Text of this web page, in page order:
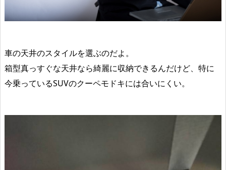
車の天井のスタイルを選ぶのだよ。
箱型真っすぐな天井なら綺麗に収納できるんだけど、特に
今乗っているSUVのクーペモドキには合いにくい。